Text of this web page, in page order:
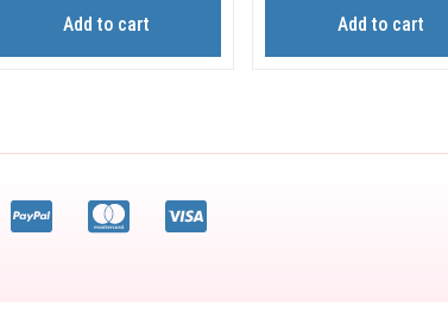
Add to cart
Add to cart